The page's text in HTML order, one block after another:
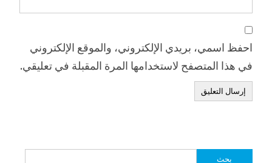
احفظ اسمي، بريدي الإلكتروني، والموقع الإلكتروني
في هذا المتصفح لاستخدامها المرة المقبلة في تعليقي.
البحث